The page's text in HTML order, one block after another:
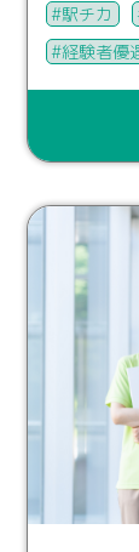
駅チカ
経験者優